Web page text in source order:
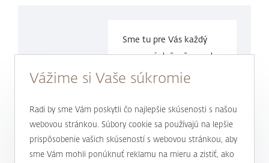
Sme tu pre Vás každý
pracovný deň v časeod
9.00 do17.00 hod.
0800 900 500
alebo +421 232 607 187
Vážime si Vaše súkromie
Radi by sme Vám poskytli čo najlepšie skúsenosti s našou
webovou stránkou. Súbory cookie sa používajú na lepšie
prispôsobenie vašich skúseností s webovou stránkou, aby
sme Vám mohli ponúknuť reklamu na mieru a zistiť, ako